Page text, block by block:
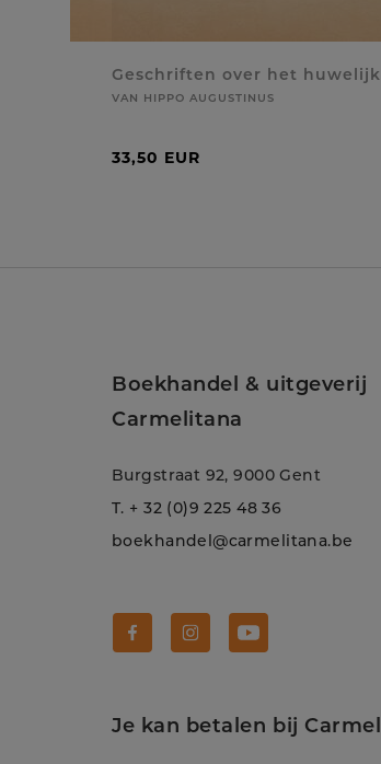
Geschriften over het huwelijk
VAN HIPPO AUGUSTINUS
33,50 EUR
Boekhandel & uitgeverij
Carmelitana
Burgstraat 92, 9000 Gent
T. + 32 (0)9 225 48 36
boekhandel@carmelitana.be
Je kan betalen bij